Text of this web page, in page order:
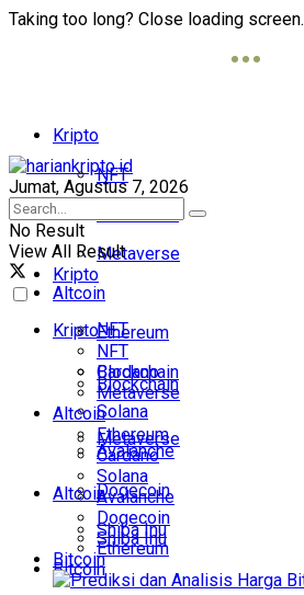
Taking too long? Close loading screen.
Kripto
NFT
Blockchain
Metaverse
Altcoin
Ethereum
Cardano
Solana
Avalanche
Dogecoin
Shiba Inu
Bitcoin
Jumat, Agustus 7, 2026
No Result
View All Result
Kripto
NFT
Blockchain
Metaverse
Altcoin
Ethereum
Kripto
NFT
Blockchain
Metaverse
Altcoin
Ethereum
Cardano
Solana
Avalanche
Dogecoin
Shiba Inu
Bitcoin